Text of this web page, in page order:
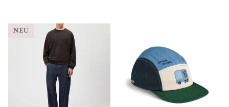
NEU